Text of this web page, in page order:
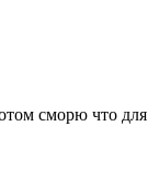
сморю что для